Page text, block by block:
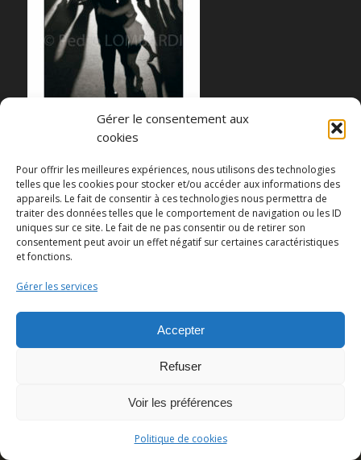
Gérer le consentement aux
cookies
Pour offrir les meilleures expériences, nous utilisons des technologies
telles que les cookies pour stocker et/ou accéder aux informations des
appareils. Le fait de consentir à ces technologies nous permettra de
traiter des données telles que le comportement de navigation ou les ID
uniques sur ce site. Le fait de ne pas consentir ou de retirer son
consentement peut avoir un effet négatif sur certaines caractéristiques
et fonctions.
Gérer les services
Accepter
Refuser
Voir les préférences
Politique de cookies
Partager cette publication